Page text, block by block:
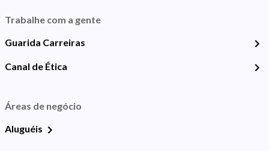
Trabalhe com a gente
Guarida Carreiras
Canal de Ética
Áreas de negócio
Aluguéis